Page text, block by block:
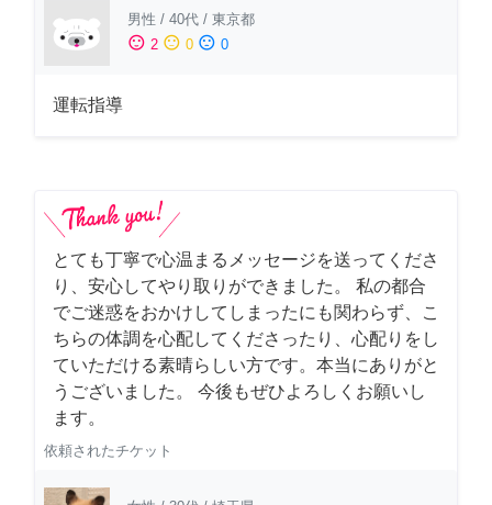
男性 / 40代 / 東京都
sentiment_satisfied 2 sentiment_neutral 0 sentiment_dissatisfied 0
運転指導
とても丁寧で心温まるメッセージを送ってくださ
り、安心してやり取りができました。 私の都合
でご迷惑をおかけしてしまったにも関わらず、こ
ちらの体調を心配してくださったり、心配りをし
ていただける素晴らしい方です。本当にありがと
うございました。 今後もぜひよろしくお願いし
ます。
依頼されたチケット